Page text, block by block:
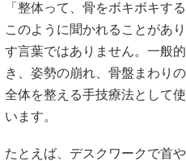
「整体って、骨をボキボキす
このように聞かれることがあ
す言葉ではありません。一般
き、姿勢の崩れ、骨盤まわり
全体を整える手技療法として
います。
たとえば、デスクワークで首